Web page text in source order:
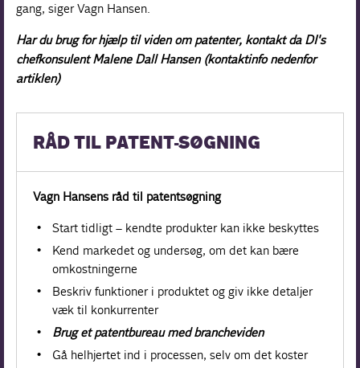
gang, siger Vagn Hansen.
Har du brug for hjælp til viden om patenter, kontakt da DI's
chefkonsulent Malene Dall Hansen (kontaktinfo nedenfor
artiklen)
RÅD TIL PATENT-SØGNING
Vagn Hansens råd til patentsøgning
Start tidligt – kendte produkter kan ikke beskyttes
Kend markedet og undersøg, om det kan bære
omkostningerne
Beskriv funktioner i produktet og giv ikke detaljer
væk til konkurrenter
Brug et patentbureau med brancheviden
Gå helhjertet ind i processen, selv om det koster